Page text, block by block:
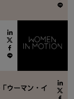
ウーマン・イ